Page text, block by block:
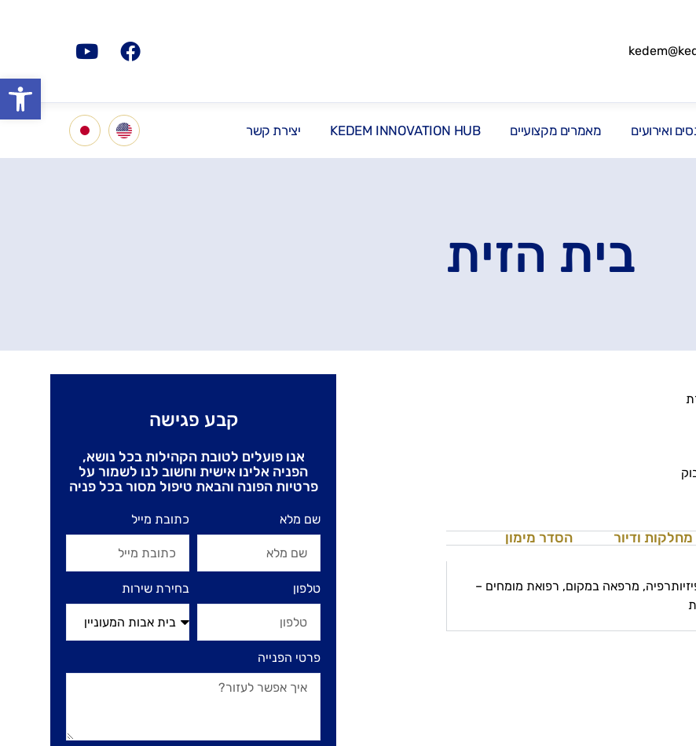
פתח
ואירועים מאמרים מקצועיים KEDEM INNOVATION HUB יצירת קשר
בית הזית
מחלקות ודיור הסדר מימון
פיזיותרפיה, מרפאה במקום, רפואת מומחים –
קבע פגישה
אנו פועלים לטובת הקהילות בכל נושא,
הפניה אלינו אישית וחשוב לנו לשמור על
פרטיות הפונה והבאת טיפול מסור בכל פניה
שם מלא כתובת מייל
טלפון בחירת שירות
פרטי הפנייה